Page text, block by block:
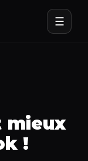
☰
mieux
!